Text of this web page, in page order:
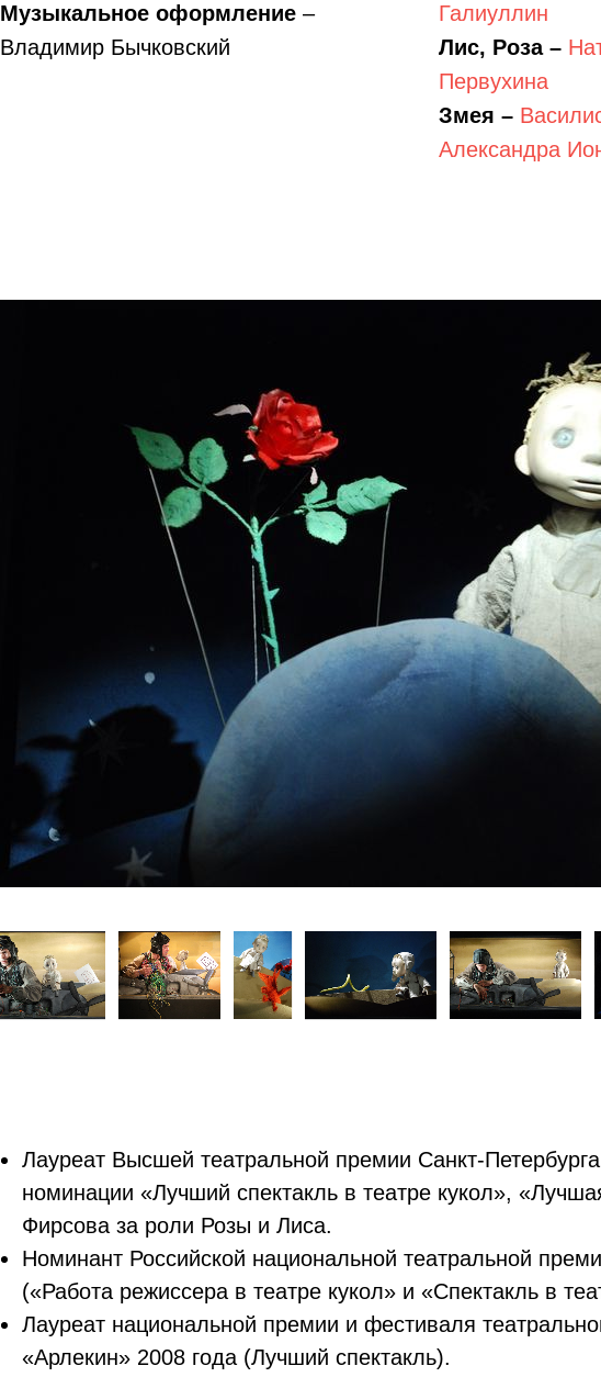
Музыкальное оформление –
Владимир Бычковский
Галиуллин
Лис, Роза –
Первухина
Змея –
Александра
Лауреат Высшей театральной премии Санкт-
номинации «Лучший спектакль в театре кукол»,
Фирсова за роли Розы и Лиса.
Номинант Российской национальной театральной
(«Работа режиссера в театре кукол» и «Спектакль в
Лауреат национальной премии и фестиваля
«Арлекин» 2008 года (Лучший спектакль).